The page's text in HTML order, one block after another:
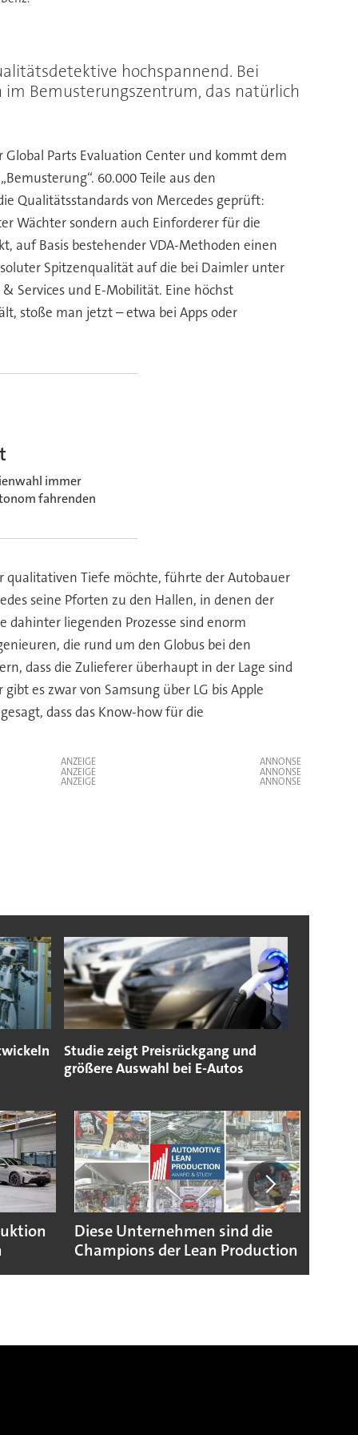
hochspannend. Bei
Bemusterungszentrum, das natürlich
Parts Evaluation Center und kommt dem
60.000 Teile aus den
Qualitätsstandards von Mercedes geprüft:
Wächter sondern auch Einforderer für die
auf Basis bestehender VDA-Methoden einen
Spitzenqualität auf die bei Daimler unter
Services und E-Mobilität. Eine höchst
stoße man jetzt – etwa bei Apps oder
immer
fahrenden
qualitativen Tiefe möchte, führte der Autobauer
seine Pforten zu den Hallen, in denen der
liegenden Prozesse sind enorm
die rund um den Globus bei den
dass die Zulieferer überhaupt in der Lage sind
es zwar von Samsung über LG bis Apple
dass das Know-how für die
ANZEIGE
ANZEIGE
ANZEIGE
Studie zeigt Preisrückgang und
größere Auswahl bei E-Autos
Diese Unternehmen sind die
Champions der Lean Production